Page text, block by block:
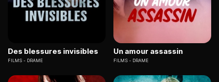
Des blessures invisibles
FILMS DRAME
Un amour assassin
FILMS DRAME